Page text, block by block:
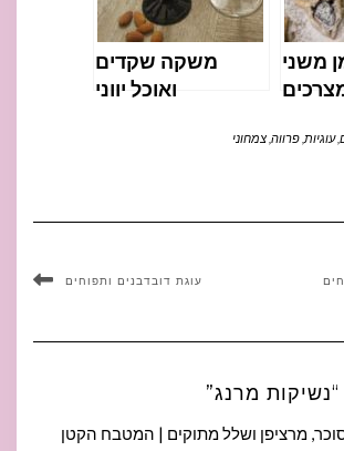
משני
משקה שקדים
ואוכל יווני
,עוגיות פרווה צמחוני
עוגת דובדבנים ותפוחים
מרציפן ושלל מתוקים | המטבח הקטן